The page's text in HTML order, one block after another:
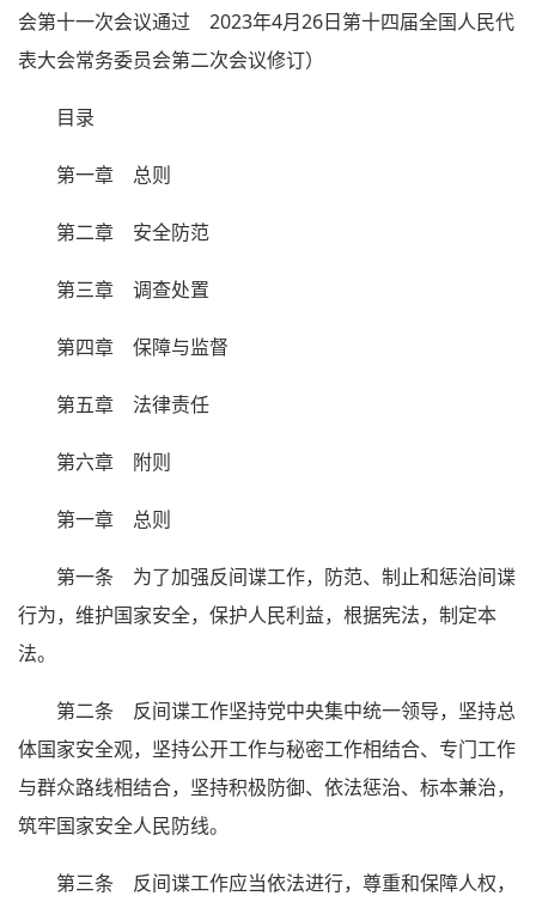
会第十一次会议通过 2023年4月26日第十四届全国人民代
表大会常务委员会第二次会议修订）
目录
第一章 总则
第二章 安全防范
第三章 调查处置
第四章 保障与监督
第五章 法律责任
第六章 附则
第一章 总则
第一条 为了加强反间谍工作，防范、制止和惩治间谍
行为，维护国家安全，保护人民利益，根据宪法，制定本
法。
第二条 反间谍工作坚持党中央集中统一领导，坚持总
体国家安全观，坚持公开工作与秘密工作相结合、专门工作
与群众路线相结合，坚持积极防御、依法惩治、标本兼治，
筑牢国家安全人民防线。
第三条 反间谍工作应当依法进行，尊重和保障人权，